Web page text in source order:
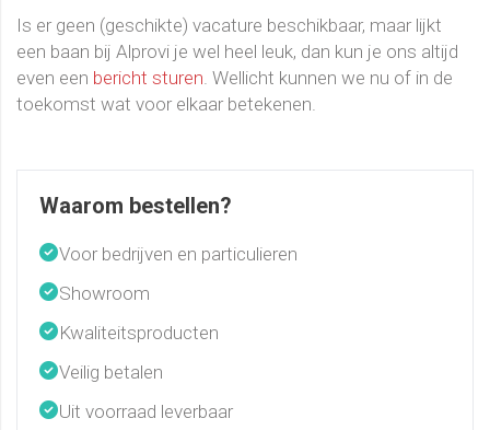
Is er geen (geschikte) vacature beschikbaar, maar lijkt
een baan bij Alprovi je wel heel leuk, dan kun je ons altijd
even een bericht sturen. Wellicht kunnen we nu of in de
toekomst wat voor elkaar betekenen.
Waarom bestellen?
Voor bedrijven en particulieren
Showroom
Kwaliteitsproducten
Veilig betalen
Uit voorraad leverbaar